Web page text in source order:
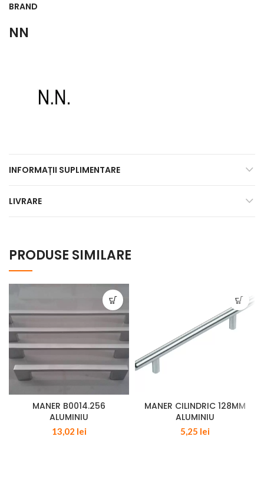
BRAND
NN
INFORMAȚII SUPLIMENTARE
LIVRARE
PRODUSE SIMILARE
MANER B0014.256
ALUMINIU
13,02 lei
MANER CILINDRIC 128MM
ALUMINIU
5,25 lei